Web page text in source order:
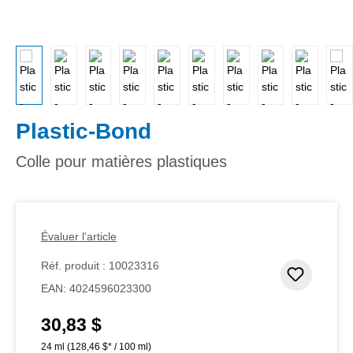
Plastic-Bond
Colle pour matières plastiques
Évaluer l'article
Réf. produit : 10023316
EAN: 4024596023300
Prix régulier :
30,83 $
24 ml (128,46 $* / 100 ml)